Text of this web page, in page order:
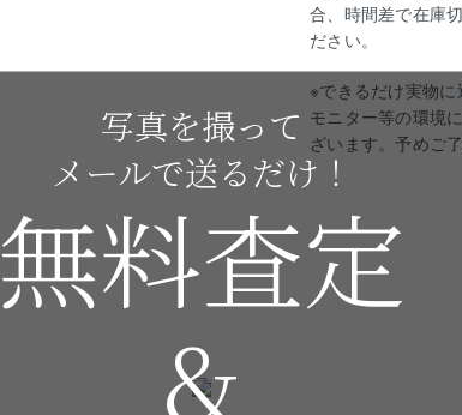
合、時間差で在庫
ださい。
※できるだけ実物
モニター等の環境
ざいます。予めご
写真を撮って
メールで送るだけ！
無料査定
&